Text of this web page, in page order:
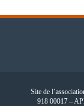
Site de
918 00017 –